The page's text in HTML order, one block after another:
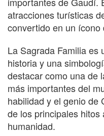
atracciones turísticas
convertido en un ícono
La Sagrada Familia es
historia y una
destacar como una de
más importantes del
habilidad y el genio de
de los principales
humanidad.